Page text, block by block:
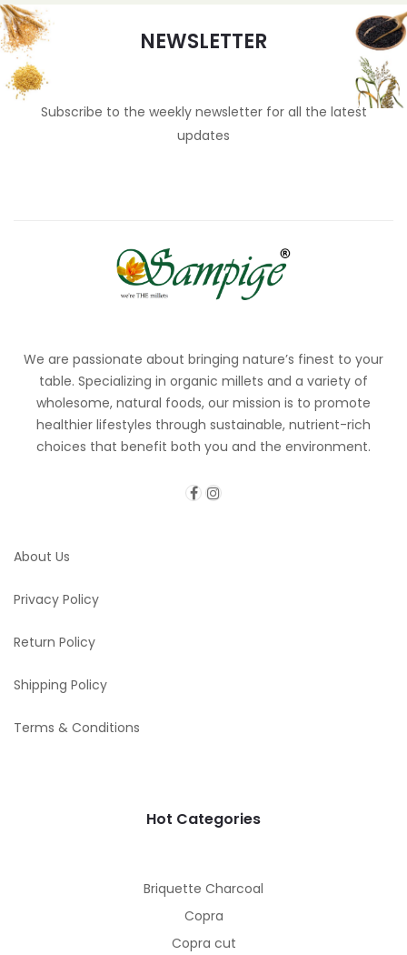
NEWSLETTER
Subscribe to the weekly newsletter for all the latest
updates
We are passionate about bringing nature’s finest to your
table. Specializing in organic millets and a variety of
wholesome, natural foods, our mission is to promote
healthier lifestyles through sustainable, nutrient-rich
choices that benefit both you and the environment.
About Us
Privacy Policy
Return Policy
Shipping Policy
Terms & Conditions
Hot Categories
Briquette Charcoal
Copra
Copra cut